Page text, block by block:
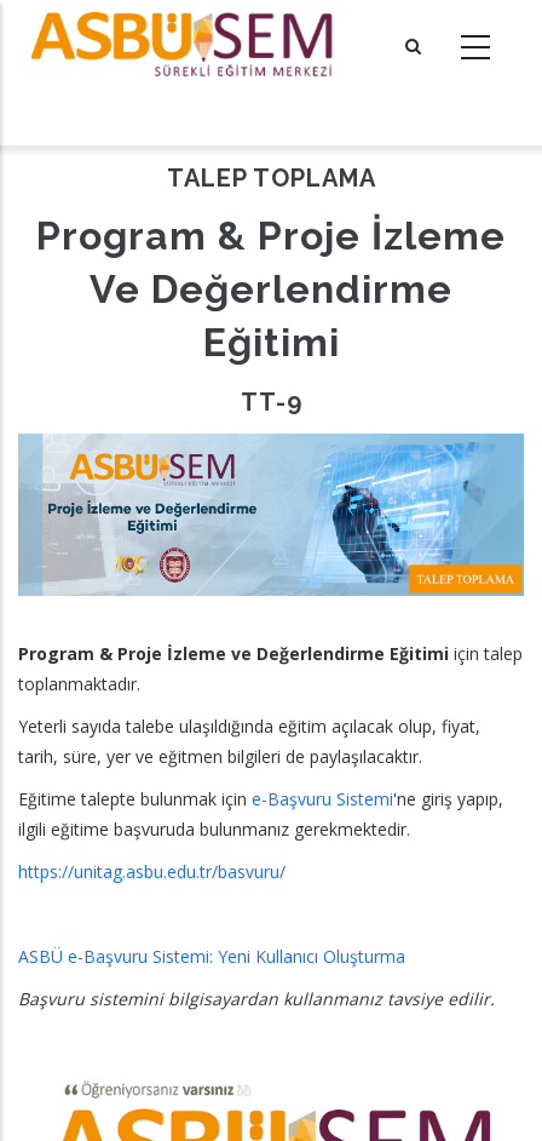
içeriğe
TALEP TOPLAMA
Program & Proje İzleme
Ve Değerlendirme
Eğitimi
TT-9
Program & Proje İzleme ve Değerlendirme Eğitimi için talep
toplanmaktadır.
Yeterli sayıda talebe ulaşıldığında eğitim açılacak olup, fiyat,
tarih, süre, yer ve eğitmen bilgileri de paylaşılacaktır.
Eğitime talepte bulunmak için e-Başvuru Sistemi'ne giriş yapıp,
ilgili eğitime başvuruda bulunmanız gerekmektedir.
https://unitag.asbu.edu.tr/basvuru/
ASBÜ e-Başvuru Sistemi: Yeni Kullanıcı Oluşturma
Başvuru sistemini bilgisayardan kullanmanız tavsiye edilir.